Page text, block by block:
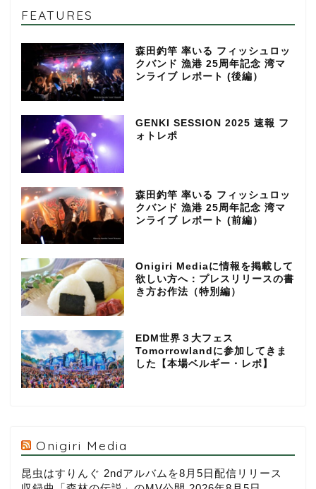
FEATURES
森田釣竿 率いる フィッシュロッ
クバンド 漁港 25周年記念 湾マ
ンライブ レポート (後編）
GENKI SESSION 2025 速報 フ
ォトレポ
森田釣竿 率いる フィッシュロッ
クバンド 漁港 25周年記念 湾マ
ンライブ レポート (前編）
Onigiri Mediaに情報を掲載して
欲しい方へ：プレスリリースの書
き方お作法（特別編）
EDM世界３大フェス
Tomorrowlandに参加してきま
した【本場ベルギー・レポ】
Onigiri Media
昆虫はすりんぐ 2ndアルバムを8月5日配信リリース